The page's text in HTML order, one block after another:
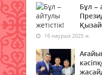
берді
08 тамыз 2026 ж.
Қазақстанның
өңірлеріне
оралады -
08 тамыз 2026 ж.
Бұл –
16 наурыз 2025 ж.